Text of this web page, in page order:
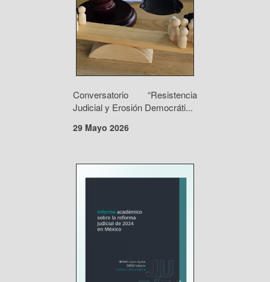
Conversatorio “Resistencia
Judicial y Erosión Democráti...
29 Mayo 2026